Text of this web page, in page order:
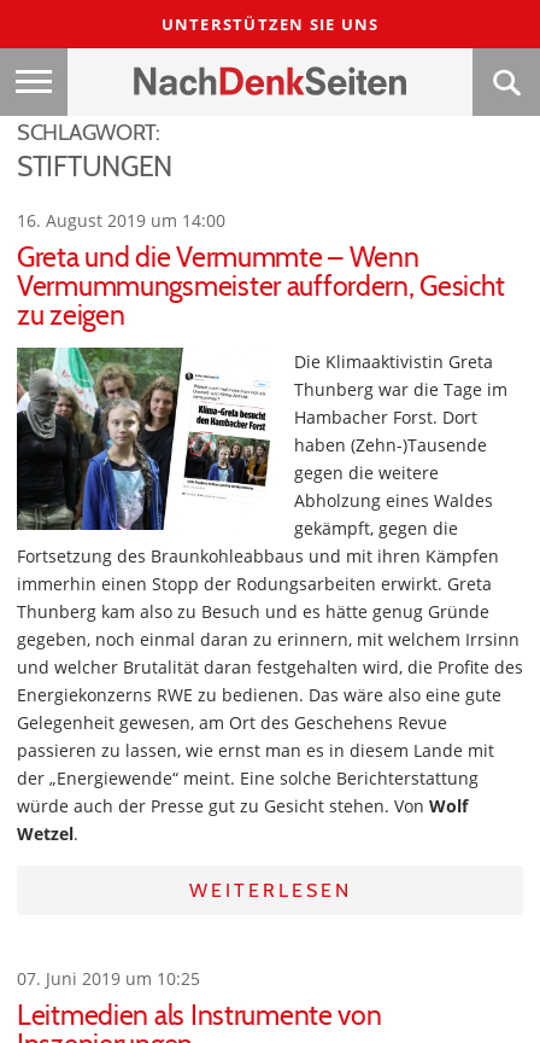
UNTERSTÜTZEN SIE UNS
SCHLAGWORT:
STIFTUNGEN
16. August 2019 um 14:00
Greta und die Vermummte – Wenn
Vermummungsmeister auffordern, Gesicht
zu zeigen
Die Klimaaktivistin Greta
Thunberg war die Tage im
Hambacher Forst. Dort
haben (Zehn-)Tausende
gegen die weitere
Abholzung eines Waldes
gekämpft, gegen die
Fortsetzung des Braunkohleabbaus und mit ihren Kämpfen
immerhin einen Stopp der Rodungsarbeiten erwirkt. Greta
Thunberg kam also zu Besuch und es hätte genug Gründe
gegeben, noch einmal daran zu erinnern, mit welchem Irrsinn
und welcher Brutalität daran festgehalten wird, die Profite des
Energiekonzerns RWE zu bedienen. Das wäre also eine gute
Gelegenheit gewesen, am Ort des Geschehens Revue
passieren zu lassen, wie ernst man es in diesem Lande mit
der „Energiewende“ meint. Eine solche Berichterstattung
würde auch der Presse gut zu Gesicht stehen. Von Wolf
Wetzel.
WEITERLESEN
07. Juni 2019 um 10:25
Leitmedien als Instrumente von